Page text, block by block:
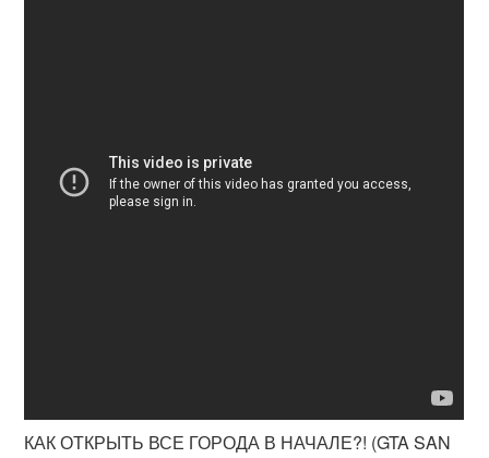
КАК ОТКРЫТЬ ВСЕ ГОРОДА В НАЧАЛЕ?! (GTA SAN